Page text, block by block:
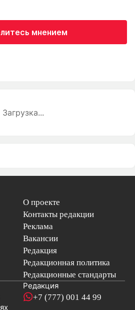
мнением
Загрузка...
О проекте
Контакты редакции
Реклама
Вакансии
Редакция
Редакционная политика
Редакционные стандарты
Редакция
+7 (777) 001 44 99